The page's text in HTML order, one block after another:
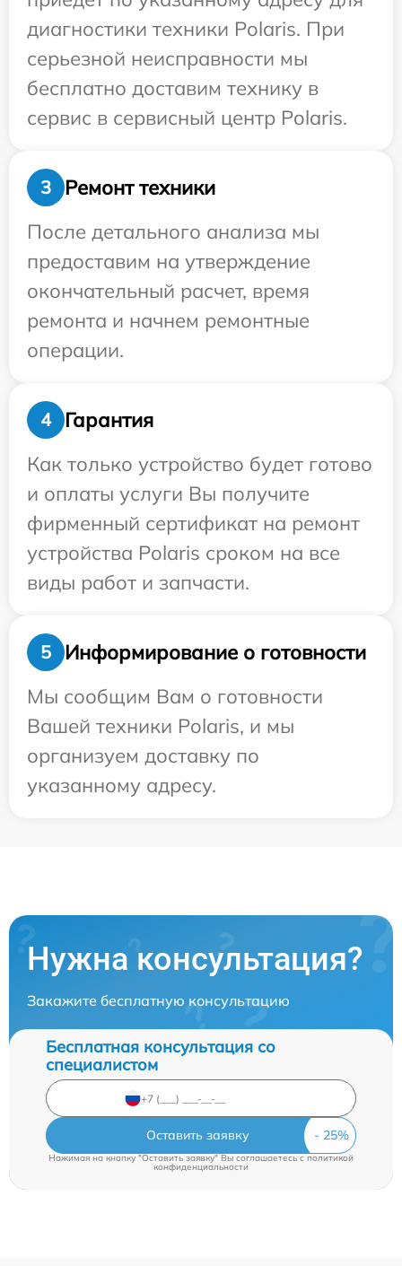
диагностики техники Polaris. При
серьезной неисправности мы
бесплатно доставим технику в
сервис в сервисный центр Polaris.
3
Ремонт техники
После детального анализа мы
предоставим на утверждение
окончательный расчет, время
ремонта и начнем ремонтные
операции.
4
Гарантия
Как только устройство будет готово
и оплаты услуги Вы получите
фирменный сертификат на ремонт
устройства Polaris сроком на все
виды работ и запчасти.
5
Информирование о готовности
Мы сообщим Вам о готовности
Вашей техники Polaris, и мы
организуем доставку по
указанному адресу.
Нужна консультация?
Закажите бесплатную консультацию
Бесплатная консультация со
специалистом
Оставить заявку
Нажимая на кнопку "Оставить заявку" Вы соглашаетесь cполитикой
конфиденциальности